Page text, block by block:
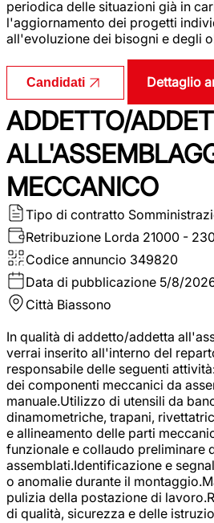
periodica delle situazioni già in
l'aggiornamento dei progetti
all'evoluzione dei bisogni e degli
Candidati Dettaglio
ADDETTO/
MECCANICO
Tipo di contratto
Retribuzione Lorda 21000 -
Codice annuncio 349820
Data di pubblicazione 5/8/
Città Biassono
In qualità di addetto/addetta
verrai inserito all'interno del
responsabile delle seguenti
dei componenti meccanici da
manuale.Utilizzo di utensili da
dinamometriche, trapani,
e allineamento delle parti
funzionale e collaudo preliminare
assemblati.Identificazione e
o anomalie durante il
pulizia della postazione di
di qualità, sicurezza e delle